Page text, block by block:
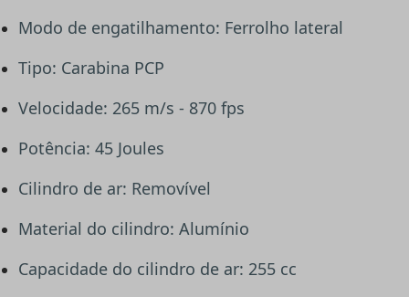
Modo de engatilhamento: Ferrolho lateral
Tipo: Carabina PCP
Velocidade: 265 m/s - 870 fps
Potência: 45 Joules
Cilindro de ar: Removível
Material do cilindro: Alumínio
Capacidade do cilindro de ar: 255 cc